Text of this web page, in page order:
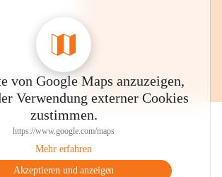
von Google Maps anzuzeigen,
Verwendung externer Cookies
zustimmen.
https://www.google.com/maps
Mehr erfahren
Akzeptieren und anzeigen